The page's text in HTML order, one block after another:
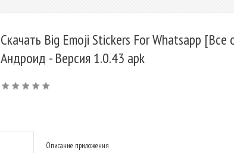
Скачать Big Emoji Stickers For Whatsapp [Все
Андроид - Версия 1.0.43 apk
Описание приложения